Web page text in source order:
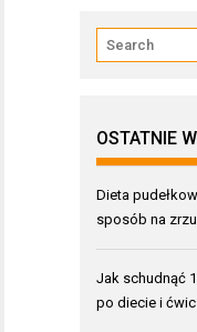
OSTATNIE
Dieta
sposób na
Jak schudnąć
po diecie i